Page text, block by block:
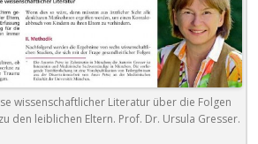
wissenschaftlicher Literatur über die Folgen
den leiblichen Eltern. Prof. Dr. Ursula Gresser.